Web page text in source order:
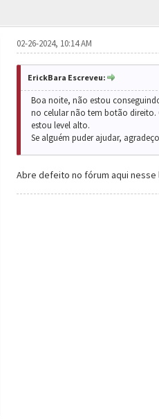
02-26-2024, 10:14 AM
ErickBara Escreveu:
Boa noite, não estou
no celular não tem botão direito.
estou level alto.
Se alguém puder ajudar,
Abre defeito no fórum aqui nesse